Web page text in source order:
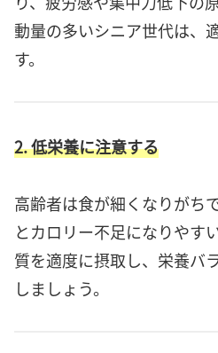
動量の多いシニア世代は、
す。
2. 低栄養に注意する
高齢者は食が細くなりがち
とカロリー不足になりやす
質を適度に摂取し、栄養バ
しましょう。